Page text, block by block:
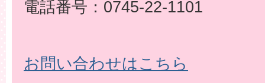
電話番号：0745-22-1101
お問い合わせはこちら